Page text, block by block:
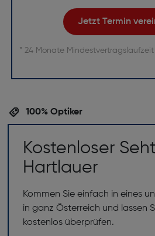
Jetzt Termin
* 24 Monate Mindestvertragslaufzeit
100% Optiker
Kostenloser
Hartlauer
Kommen Sie einfach in eines
in ganz Österreich und lassen
kostenlos überprüfen.